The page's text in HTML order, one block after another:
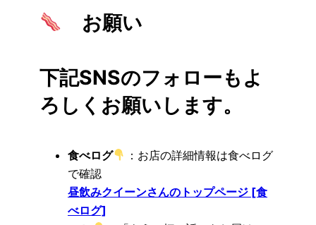
お願い
下記SNSのフォローもよ
ろしくお願いします。
食べログ
：お店の詳細情報は食べログ
で確認
昼飲みクイーンさんのトップページ [食
べログ]